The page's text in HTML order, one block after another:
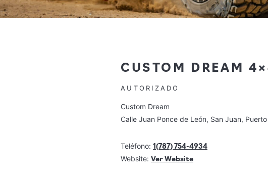
CUSTOM DREAM
AUTORIZADO
Custom Dream
Calle Juan Ponce de León, San Juan,
Teléfono: 1(787) 754-4934
Website: Ver Website